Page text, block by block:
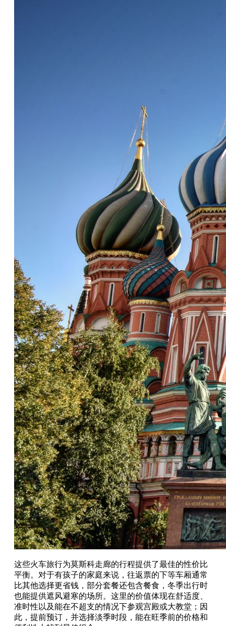
这些火车旅行为莫斯科走廊的行程提供了最佳的性价比
平衡。对于有孩子的家庭来说，往返票的下等车厢通常
比其他选择更省钱，部分套餐还包含餐食，冬季出行时
也能提供遮风避寒的场所。这里的价值体现在舒适度、
准时性以及能在不超支的情况下参观宫殿或大教堂；因
此，提前预订，并选择淡季时段，能在旺季前的价格和